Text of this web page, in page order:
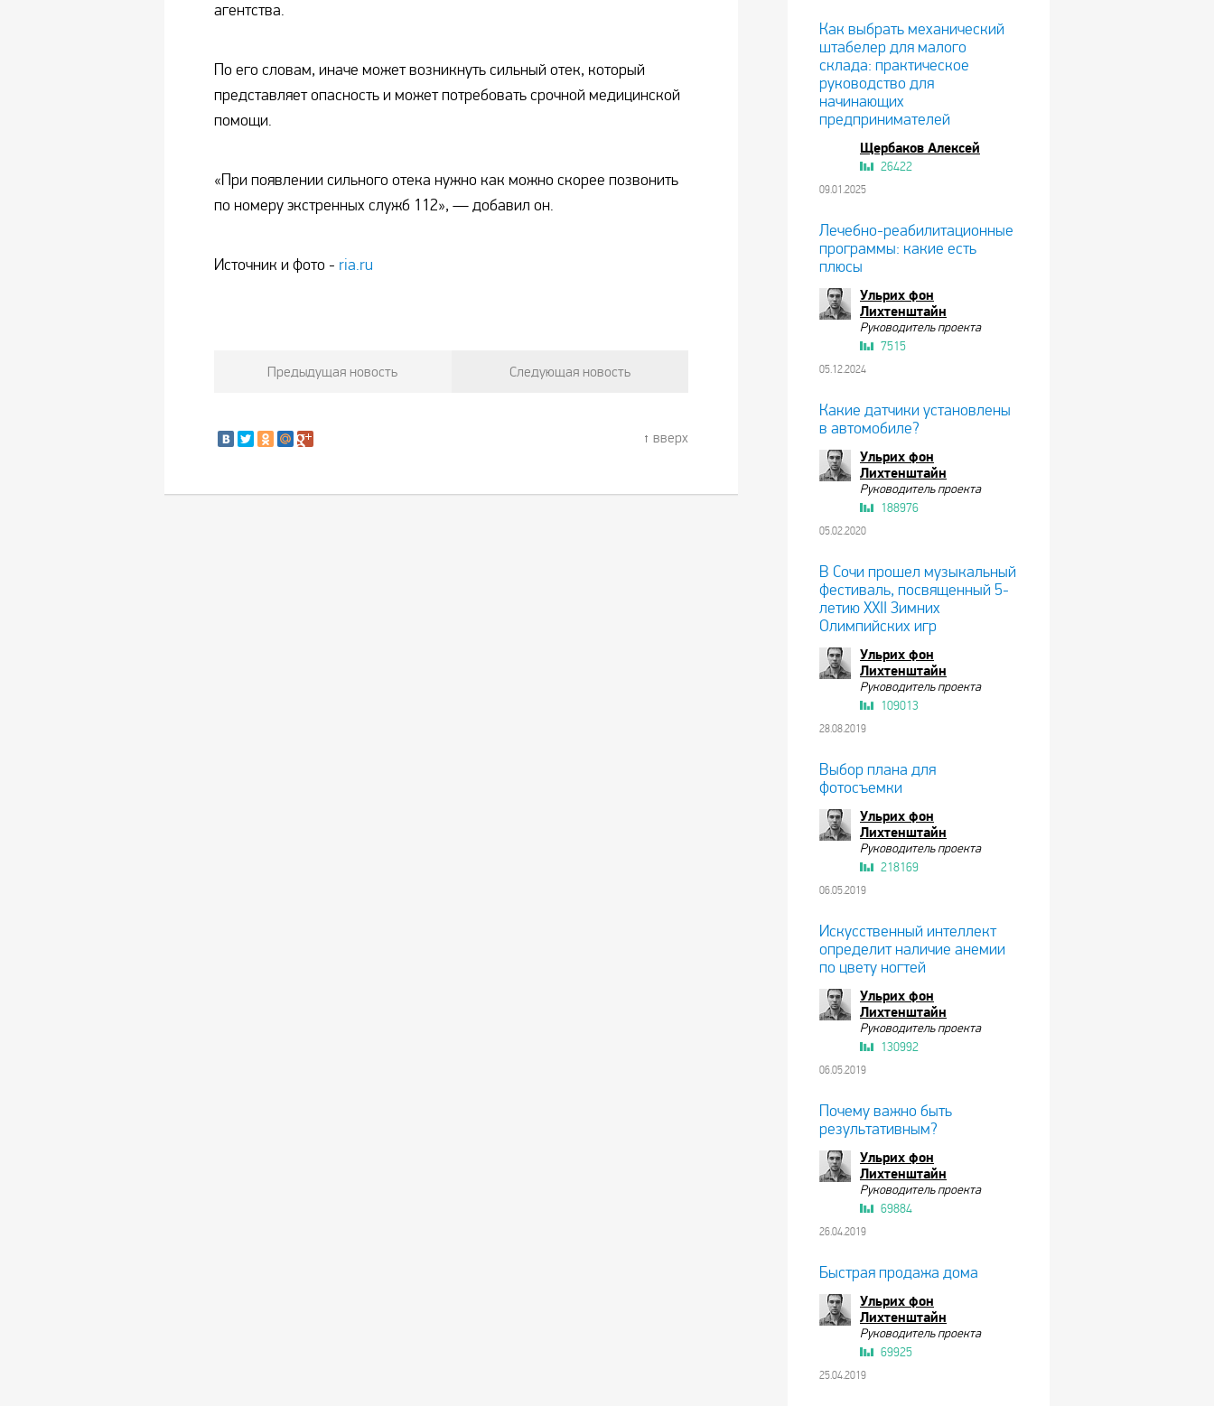
Как выбрать механический
штабелер для малого
склада: практическое
руководство для
начинающих
предпринимателей
Щербаков Алексей
26422
09.01.2025
Лечебно-реабилитационные
программы: какие есть
плюсы
Ульрих фон
Лихтенштайн
Руководитель проекта
7515
05.12.2024
Какие датчики установлены
в автомобиле?
Ульрих фон
Лихтенштайн
Руководитель проекта
188976
05.02.2020
В Сочи прошел музыкальный
фестиваль, посвященный 5-
летию XXII Зимних
Олимпийских игр
Ульрих фон
Лихтенштайн
Руководитель проекта
109013
28.08.2019
Выбор плана для
фотосъемки
Ульрих фон
Лихтенштайн
Руководитель проекта
218169
06.05.2019
Искусственный интеллект
определит наличие анемии
по цвету ногтей
Ульрих фон
Лихтенштайн
Руководитель проекта
130992
06.05.2019
Почему важно быть
результативным?
Ульрих фон
Лихтенштайн
Руководитель проекта
69884
26.04.2019
Быстрая продажа дома
Ульрих фон
Лихтенштайн
Руководитель проекта
69925
25.04.2019
агентства.
По его словам, иначе может возникнуть сильный отек, который
представляет опасность и может потребовать срочной медицинской
помощи.
«При появлении сильного отека нужно как можно скорее позвонить
по номеру экстренных служб 112», — добавил он.
Источник и фото - ria.ru
Предыдущая новость Следующая новость
вверх